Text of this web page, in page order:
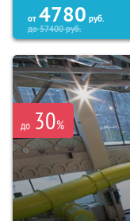
от 4780 руб.
до57400руб.
до 30%